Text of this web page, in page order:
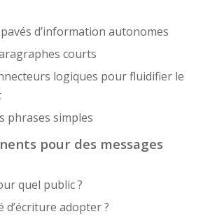
d’information autonomes
courts
logiques pour fluidifier le
phrases simples
pour des messages
quel public ?
d’écriture adopter ?